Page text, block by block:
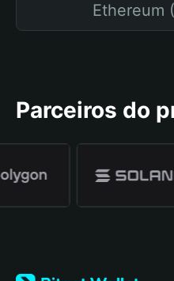
Ethereum
Parceiros do